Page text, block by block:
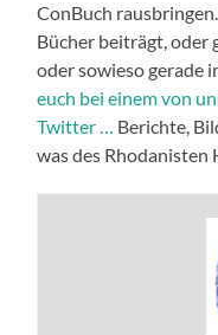
ConBuch
Bücher beiträgt, oder
oder sowieso gerade
euch bei einem von
Twitter … Berichte,
was des Rhodanisten